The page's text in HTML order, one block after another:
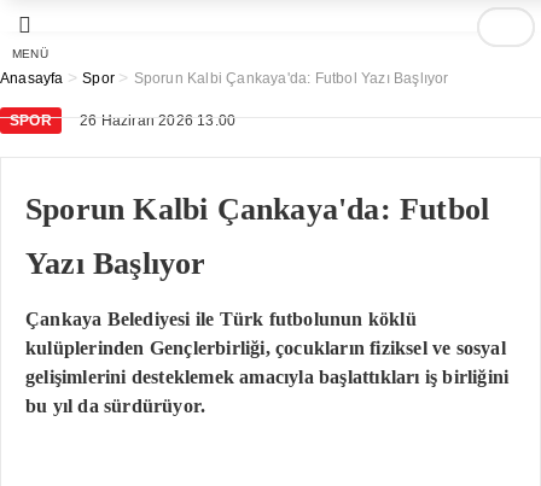
MENÜ
Anasayfa >Spor > Sporun Kalbi Çankaya'da: Futbol Yazı Başlıyor
SPOR 26 Haziran 2026 13:00
Sporun Kalbi Çankaya'da: Futbol
Yazı Başlıyor
Çankaya Belediyesi ile Türk futbolunun köklü
kulüplerinden Gençlerbirliği, çocukların fiziksel ve sosyal
gelişimlerini desteklemek amacıyla başlattıkları iş birliğini
bu yıl da sürdürüyor.